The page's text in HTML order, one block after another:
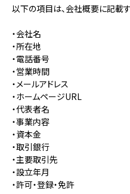
以下の項目は、会社概要に記載す
・会社名
・所在地
・電話番号
・営業時間
・メールアドレス
・ホームページURL
・代表者名
・事業内容
・資本金
・取引銀行
・主要取引先
・設立年月
・許可・登録・免許